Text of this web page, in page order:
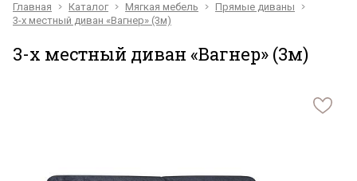
Главная Каталог Мягкая мебель
Прямые диваны
3-х местный диван «Вагнер» (3м)
3-х местный диван «Вагнер» (3м)